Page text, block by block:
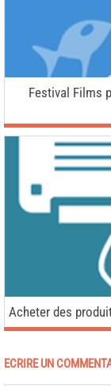
Festival Films
Acheter des
ECRIRE UN